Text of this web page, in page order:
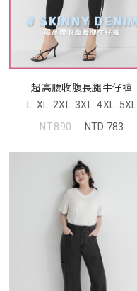
超高腰收腹長腿牛仔褲
L XL 2XL 3XL 4XL 5XL
NT.890
NTD.783